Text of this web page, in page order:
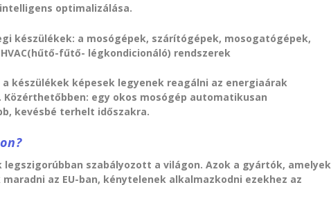
optimalizálása.
készülékek: a mosógépek, szárítógépek, mosogatógépek,
fűtő- légkondicionáló) rendszerek
készülékek képesek legyenek reagálni az energiaárak
egy okos mosógép automatikusan
kevésbé terhelt időszakra.
szabályozott a világon. Azok a gyártók, amelyek
az EU-ban, kénytelenek alkalmazkodni ezekhez az